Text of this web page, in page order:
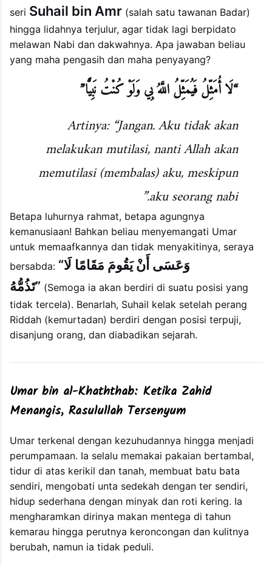
seri Suhail bin Amr (salah satu tawanan Badar)
hingga lidahnya terjulur, agar tidak lagi berpidato
melawan Nabi dan dakwahnya. Apa jawaban beliau
yang maha pengasih dan maha penyayang?
“لَا أُمَثِّلُ فَيُمَثِّلُ اللَّهُ بِي وَلَوْ كُنْتُ نَبِيًّا”
Artinya: “Jangan. Aku tidak akan
melakukan mutilasi, nanti Allah akan
memutilasi (membalas) aku, meskipun
aku seorang nabi.”
Betapa luhurnya rahmat, betapa agungnya
kemanusiaan! Bahkan beliau menyemangati Umar
untuk memaafkannya dan tidak menyakitinya, seraya
bersabda: “وَعَسَى أَنْ يَقُومَ مَقَامًا لَا
تَذُمُّهُ” (Semoga ia akan berdiri di suatu posisi yang
tidak tercela). Benarlah, Suhail kelak setelah perang
Riddah (kemurtadan) berdiri dengan posisi terpuji,
disanjung orang, dan diabadikan sejarah.
Umar bin al-Khaththab: Ketika Zahid
Menangis, Rasulullah Tersenyum
Umar terkenal dengan kezuhudannya hingga menjadi
perumpamaan. Ia selalu memakai pakaian bertambal,
tidur di atas kerikil dan tanah, membuat batu bata
sendiri, mengobati unta sedekah dengan ter sendiri,
hidup sederhana dengan minyak dan roti kering. Ia
mengharamkan dirinya makan mentega di tahun
kemarau hingga perutnya keroncongan dan kulitnya
berubah, namun ia tidak peduli.